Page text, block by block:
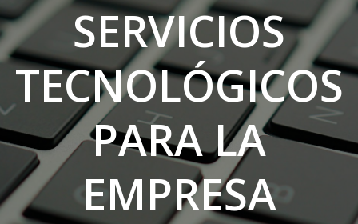
SERVICIOS
TECNOLÓGICOS
PARA LA
EMPRESA